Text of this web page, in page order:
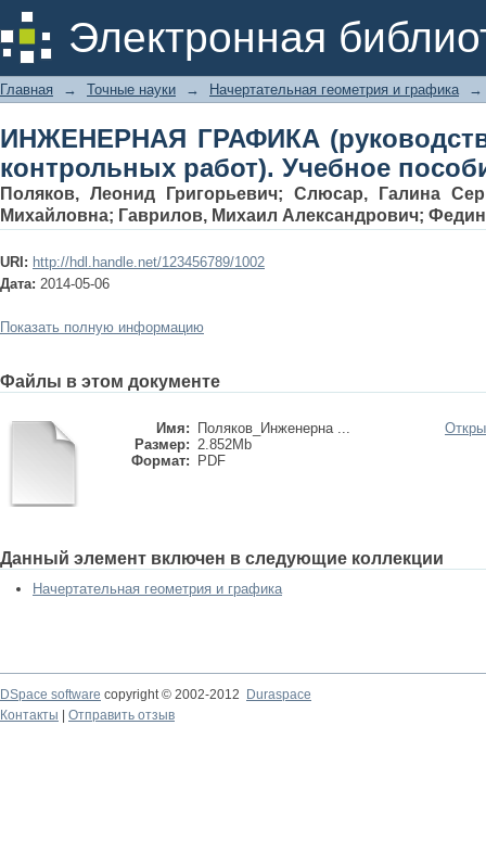
Электронная
ИНЖЕНЕРНАЯ ГРАФИКА
Учебное пособие
Главная → Точные науки → Начертательная геометрия и графика →
ИНЖЕНЕРНАЯ ГРАФИКА
контрольных работ). Учебное
Поляков, Леонид Григорьевич; Слюсар, Галина
Михайловна; Гаврилов, Михаил Александрович;
URI: http://hdl.handle.net/123456789/1002
Дата: 2014-05-06
Показать полную информацию
Файлы в этом документе
Имя:
Поляков_Инженерна ...
Размер: 2.852Mb
Формат:
PDF
Данный элемент включен в следующие коллекции
Начертательная геометрия и графика
DSpace software copyright © 2002-2012
Duraspace
Контакты
Отправить отзыв